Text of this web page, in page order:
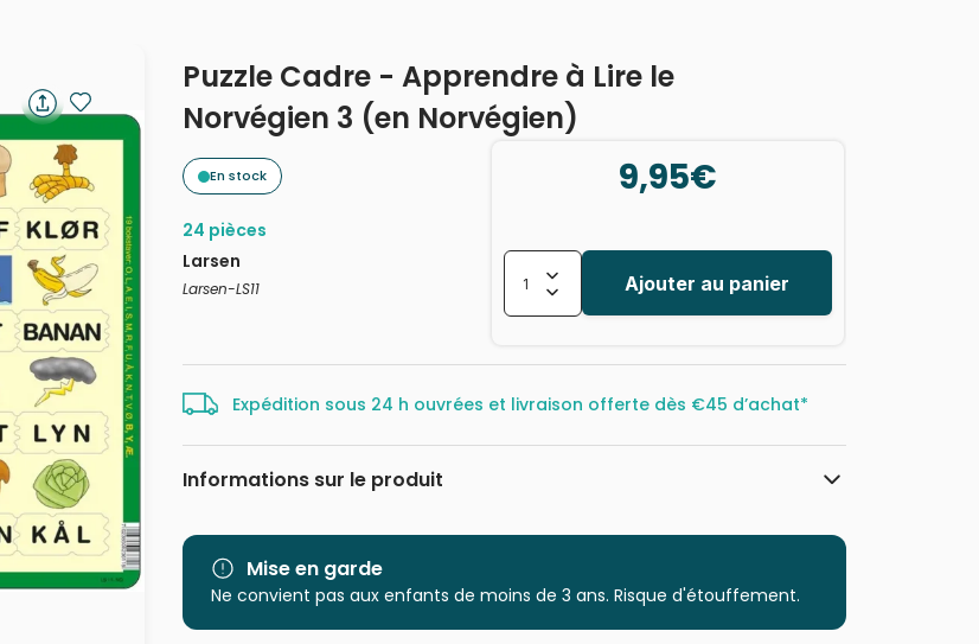
Puzzle Cadre - Apprendre à Lire le
Norvégien 3 (en Norvégien)
En stock
24 pièces
Larsen
Larsen-LS11
9,95€
Ajouter au panier
Expédition sous 24 h ouvrées et livraison offerte dès €45 d’achat*
Informations sur le produit
Catégorie
Age
à partir de 4 ans (21 à 30 pièces)
Mise en garde
Ne convient pas aux enfants de moins de 3 ans. Risque d'étouffement.